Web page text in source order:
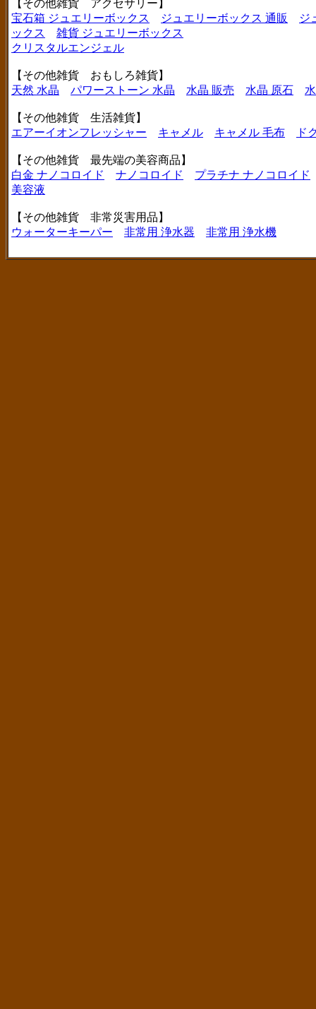
【その他雑貨 アクセサリー】
宝石箱 ジュエリーボックス
ジュエリーボックス 通販
ジ
ックス
雑貨 ジュエリーボックス
クリスタルエンジェル
【その他雑貨 おもしろ雑貨】
天然 水晶
パワーストーン 水晶 水晶 販売 水晶 原石
【その他雑貨 生活雑貨】
エアーイオンフレッシャー
キャメル キャメル 毛布 ド
【その他雑貨 最先端の美容商品】
白金 ナノコロイド
ナノコロイド
プラチナ ナノコロイド
美容液
【その他雑貨 非常災害用品】
ウォーターキーパー
非常用 浄水器 非常用 浄水機